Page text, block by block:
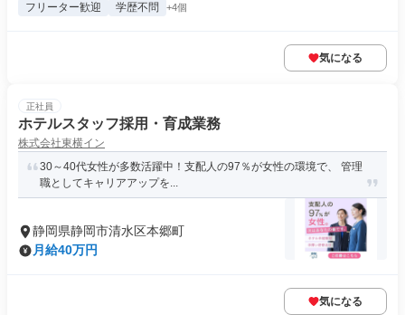
フリーター歓迎 学歴不問 +4個
気になる
正社員
ホテルスタッフ採用・育成業務
株式会社東横イン
30～40代女性が多数活躍中！支配人の97％が女性の環境で、 管理
職としてキャリアアップを...
静岡県静岡市清水区本郷町
月給40万円
気になる